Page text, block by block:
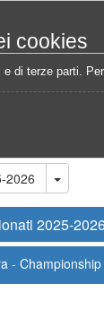
cookies
di terze parti.
Inghilterra
2026
2025-
- Championship